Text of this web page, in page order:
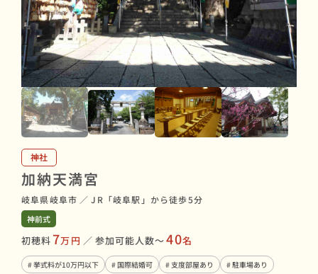
神社
加納天満宮
岐阜県岐阜市 ／ JR「岐阜駅」から徒歩5分
神前式
初穂料 7万円 ／ 参加可能人数〜40名
# 挙式料が10万円以下 # 国際結婚可 # 支度部屋あり # 駐車場あり